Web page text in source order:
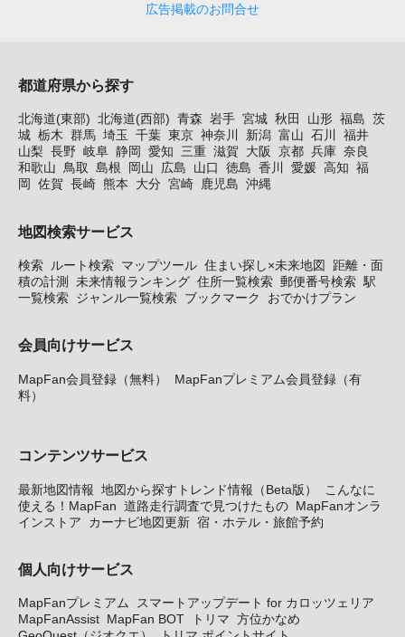
広告掲載のお問合せ
都道府県から探す
北海道(東部) 北海道(西部) 青森 岩手 宮城 秋田 山形 福島 茨
城 栃木 群馬 埼玉 千葉 東京 神奈川 新潟 富山 石川
福井
山梨 長野 岐阜 静岡 愛知 三重 滋賀 大阪 京都 兵庫 奈良
和歌山 鳥取 島根 岡山 広島 山口 徳島 香川 愛媛 高知 福
岡
佐賀 長崎 熊本 大分 宮崎 鹿児島 沖縄
地図検索サービス
検索 ルート検索 マップツール 住まい探し×未来地図
距離・面
積の計測
未来情報ランキング 住所一覧検索 郵便番号検索 駅
一覧検索 ジャンル一覧検索 ブックマーク おでかけプラン
会員向けサービス
MapFan会員登録（無料）
MapFanプレミアム会員登録（有
料）
コンテンツサービス
最新地図情報 地図から探すトレンド情報（Beta版）
こんなに
使える！MapFan 道路走行調査で見つけたもの MapFanオンラ
インストア
カーナビ地図更新 宿・ホテル・旅館予約
個人向けサービス
MapFanプレミアム
スマートアップデート for カロッツェリア
MapFanAssist MapFan BOT トリマ 方位かなめ